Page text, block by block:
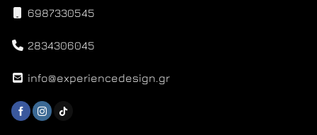
6987330545
2834306045
info@experiencedesign.gr